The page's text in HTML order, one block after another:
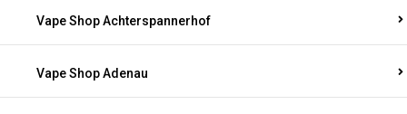
Vape Shop Achterspannerhof
Vape Shop Adenau